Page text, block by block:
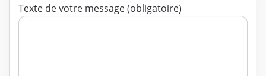
Texte de votre message (obligatoire)